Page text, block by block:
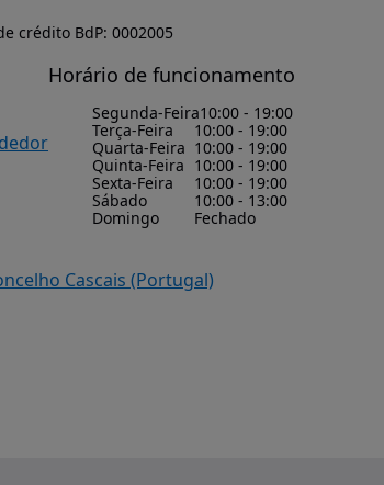
crédito BdP: 0002005
Horário de funcionamento
Segunda-Feira10:00 - 19:00
Terça-Feira
10:00 - 19:00
Quarta-Feira 10:00 - 19:00
Quinta-Feira 10:00 - 19:00
Sexta-Feira
10:00 - 19:00
Sábado
10:00 - 13:00
Domingo
Fechado
Cascais (Portugal)